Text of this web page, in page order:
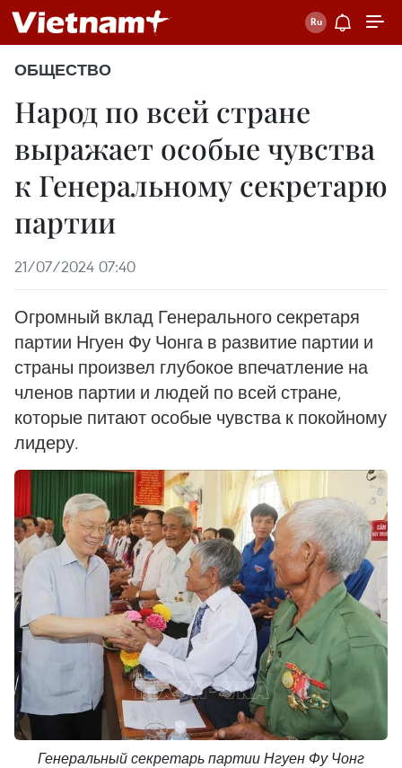
ОБЩЕСТВО
Народ по всей стране
выражает особые чувства
к Генеральному секретарю
партии
21/07/2024 07:40
Огромный вклад Генерального секретаря
партии Нгуен Фу Чонга в развитие партии и
страны произвел глубокое впечатление на
членов партии и людей по всей стране,
которые питают особые чувства к покойному
лидеру.
Генеральный секретарь партии Нгуен Фу Чонг